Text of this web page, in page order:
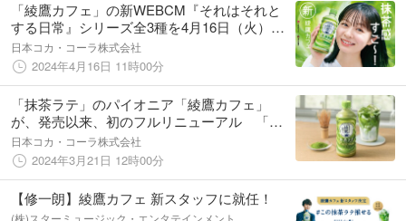
「綾鷹カフェ」の新WEBCM『それはそれと
する日常』シリーズ全3種を4月16日（火）か
ら公開！女優の莉子さん初出演、“ありゃこま
ポーズ“を披露！Z世代に寄り添う新たなコミ
ュニケーションを展開
日本コカ・コーラ株式会社
2024年4月16日 11時00分
「抹茶ラテ」のパイオニア「綾鷹カフェ」
が、発売以来、初のフルリニューアル 「綾
鷹カフェ 抹茶ラテ」、4月15日（月）より全
国発売開始
日本コカ・コーラ株式会社
2024年3月21日 12時00分
【修一朗】綾鷹カフェ 新スタッフに就任！
(株)スターミュージック・エンタテインメント